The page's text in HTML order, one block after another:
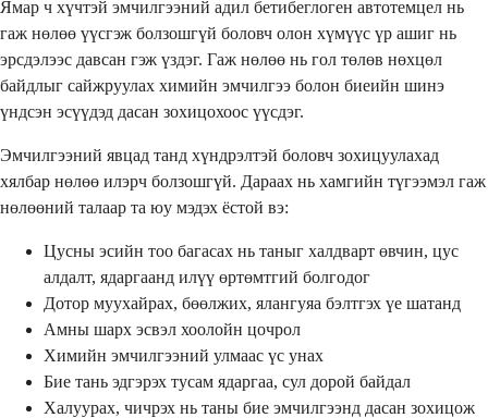
Ямар ч хүчтэй эмчилгээний адил бетибеглоген автотемцел нь
гаж нөлөө үүсгэж болзошгүй боловч олон хүмүүс үр ашиг нь
эрсдэлээс давсан гэж үздэг. Гаж нөлөө нь гол төлөв нөхцөл
байдлыг сайжруулах химийн эмчилгээ болон биеийн шинэ
үндсэн эсүүдэд дасан зохицохоос үүсдэг.
Эмчилгээний явцад танд хүндрэлтэй боловч зохицуулахад
хялбар нөлөө илэрч болзошгүй. Дараах нь хамгийн түгээмэл гаж
нөлөөний талаар та юу мэдэх ёстой вэ:
Цусны эсийн тоо багасах нь таныг халдварт өвчин, цус
алдалт, ядаргаанд илүү өртөмтгий болгодог
Дотор муухайрах, бөөлжих, ялангуяа бэлтгэх үе шатанд
Амны шарх эсвэл хоолойн цочрол
Химийн эмчилгээний улмаас үс унах
Бие тань эдгэрэх тусам ядаргаа, сул дорой байдал
Халуурах, чичрэх нь таны бие эмчилгээнд дасан зохицож